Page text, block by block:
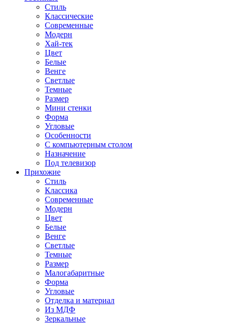
Стиль
Классические
Современные
Модерн
Хай-тек
Цвет
Белые
Венге
Светлые
Темные
Размер
Мини стенки
Форма
Угловые
Особенности
С компьютерным столом
Назначение
Под телевизор
Прихожие
Стиль
Классика
Современные
Модерн
Цвет
Белые
Венге
Светлые
Темные
Размер
Малогабаритные
Форма
Угловые
Отделка и материал
Из МДФ
Зеркальные